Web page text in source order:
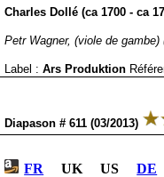
Charles Dollé (ca 1700 - ca
Petr Wagner, (viole de
Label : Ars Produktion
Diapason # 611 (03/2013)
FR UK USDE